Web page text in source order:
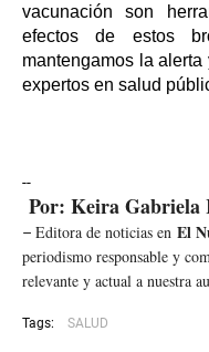
vacunación son
efectos de estos
mantengamos la
expertos en salud
--
Por: Keira Gabriela
– Editora de noticias en El
periodismo responsable y
relevante y actual a nuestra
Tags: SALUD